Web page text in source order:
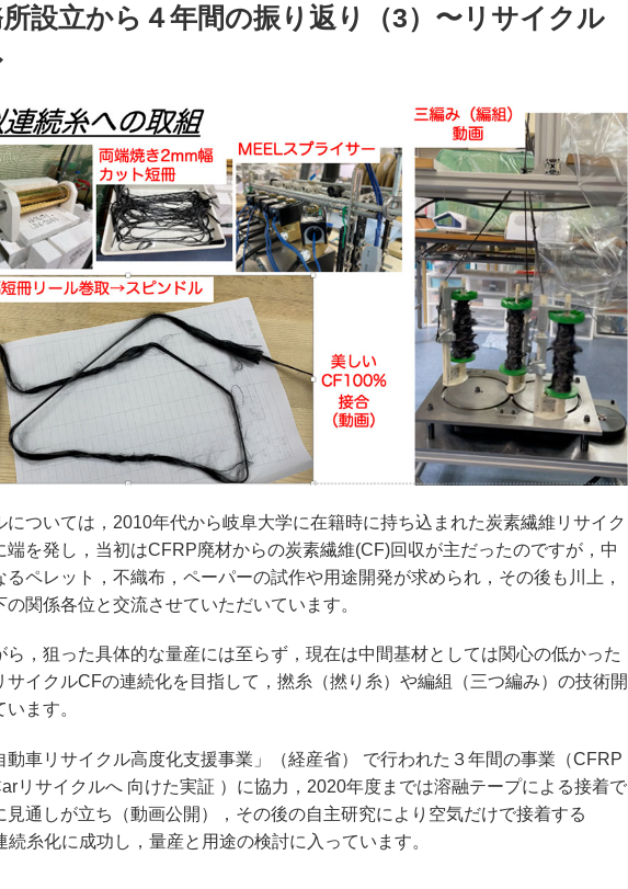
設立から４年間の振り返り（3）〜リサイクル
については，2010年代から岐阜大学に在籍時に持ち込まれた炭素繊維リサイク
端を発し，当初はCFRP廃材からの炭素繊維(CF)回収が主だったのですが，中
るペレット，不織布，ペーパーの試作や用途開発が求められ，その後も川上，
の関係各位と交流させていただいています。
ら，狙った具体的な量産には至らず，現在は中間基材としては関心の低かった
サイクルCFの連続化を目指して，撚糸（撚り糸）や編組（三つ編み）の技術開
ます。
動車リサイクル高度化支援事業」（経産省） で行われた３年間の事業（CFRP
リサイクルへ 向けた実証 ）に協力，2020年度までは溶融テープによる接着で
見通しが立ち（動画公開），その後の自主研究により空気だけで接着する
続糸化に成功し，量産と用途の検討に入っています。